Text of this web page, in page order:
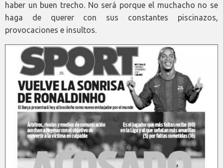
haber un buen trecho. No será porque el muchacho no se
haga de querer con sus constantes piscinazos,
provocaciones e insultos.